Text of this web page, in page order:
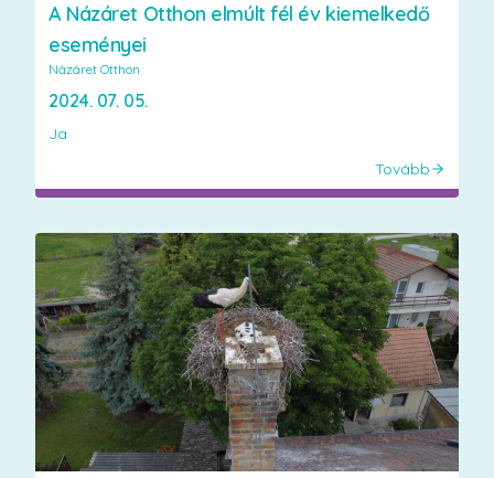
A Názáret Otthon elmúlt fél év kiemelkedő
eseményei
Názáret Otthon
2024. 07. 05.
Ja
Tovább